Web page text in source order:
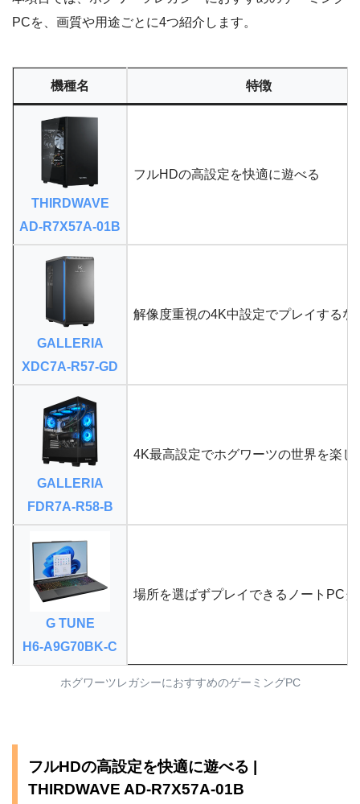
PCを、画質や用途ごとに4つ紹介します。
機種名 特徴
THIRDWAVE
AD-R7X57A-01B
フルHDの高設定を快適に遊べる
GALLERIA
XDC7A-R57-GD
解像度重視の4K中設定でプレイするな
GALLERIA
FDR7A-R58-B
4K最高設定でホグワーツの世界を楽し
G TUNE
H6-A9G70BK-C
場所を選ばずプレイできるノートPC
ホグワーツレガシーにおすすめのゲーミングPC
フルHDの高設定を快適に遊べる |
THIRDWAVE AD-R7X57A-01B